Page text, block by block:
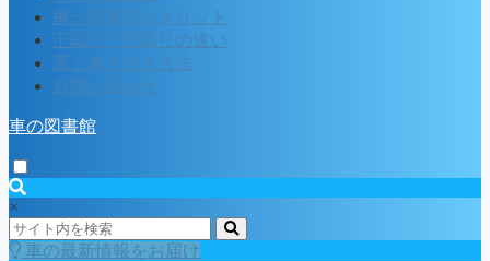
車一括査定のメリット
下取りと買取りの違い
高く車を売る方法
お問い合わせ
車の図書館
×
車の最新情報をお届け